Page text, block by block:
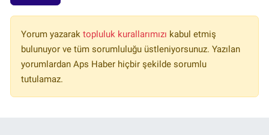
Yorum yazarak topluluk kurallarımızı kabul etmiş
bulunuyor ve tüm sorumluluğu üstleniyorsunuz. Yazılan
yorumlardan Aps Haber hiçbir şekilde sorumlu
tutulamaz.